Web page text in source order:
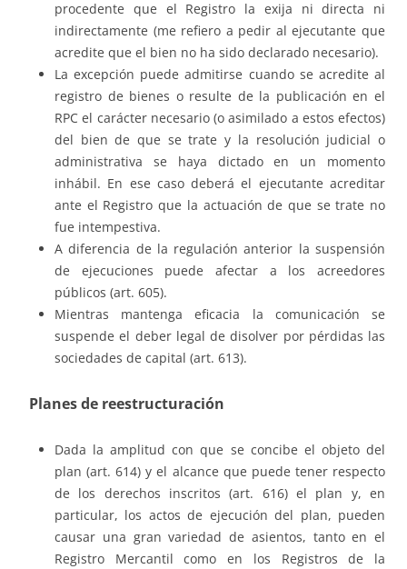
procedente que el Registro la exija ni directa ni
indirectamente (me refiero a pedir al ejecutante que
acredite que el bien no ha sido declarado necesario).
La excepción puede admitirse cuando se acredite al
registro de bienes o resulte de la publicación en el
RPC el carácter necesario (o asimilado a estos efectos)
del bien de que se trate y la resolución judicial o
administrativa se haya dictado en un momento
inhábil. En ese caso deberá el ejecutante acreditar
ante el Registro que la actuación de que se trate no
fue intempestiva.
A diferencia de la regulación anterior la suspensión
de ejecuciones puede afectar a los acreedores
públicos (art. 605).
Mientras mantenga eficacia la comunicación se
suspende el deber legal de disolver por pérdidas las
sociedades de capital (art. 613).
Planes de reestructuración
Dada la amplitud con que se concibe el objeto del
plan (art. 614) y el alcance que puede tener respecto
de los derechos inscritos (art. 616) el plan y, en
particular, los actos de ejecución del plan, pueden
causar una gran variedad de asientos, tanto en el
Registro Mercantil como en los Registros de la